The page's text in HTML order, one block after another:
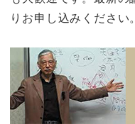
りお申し込みください。